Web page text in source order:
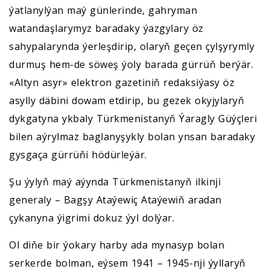
ýatlanylýan maý günlerinde, gahryman
watandaşlarymyz baradaky ýazgylary öz
sahypalarynda ýerleşdirip, olaryň geçen çylşyrymly
durmuş hem-de söweş ýoly barada gürrüň berýär.
«Altyn asyr» elektron gazetiniň redaksiýasy öz
asylly däbini dowam etdirip, bu gezek okyjylaryň
dykgatyna ykbaly Türkmenistanyň Ýaragly Güýçleri
bilen aýrylmaz baglanyşykly bolan ynsan baradaky
gysgaça gürrüňi hödürleýär.
Şu ýylyň maý aýynda Türkmenistanyň ilkinji
generaly – Bagşy Ataýewiç Ataýewiň aradan
çykanyna ýigrimi dokuz ýyl dolýar.
Ol diňe bir ýokary harby ada mynasyp bolan
serkerde bolman, eýsem 1941 – 1945-nji ýyllaryň